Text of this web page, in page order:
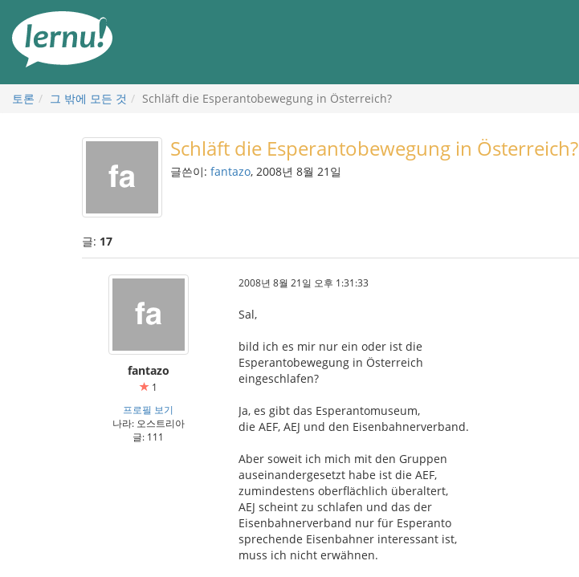
토론 그 밖에 모든 것 Schläft die Esperantobewegung in Österreich?
Schläft die Esperantobewegung in Österreich?
글쓴이: fantazo, 2008년 8월 21일
글: 17
fantazo
1
프로필 보기
나라: 오스트리아
글: 111
2008년 8월 21일 오후 1:31:33
Sal,
bild ich es mir nur ein oder ist die
Esperantobewegung in Österreich
eingeschlafen?
Ja, es gibt das Esperantomuseum,
die AEF, AEJ und den Eisenbahnerverband.
Aber soweit ich mich mit den Gruppen
auseinandergesetzt habe ist die AEF,
zumindestens oberflächlich überaltert,
AEJ scheint zu schlafen und das der
Eisenbahnerverband nur für Esperanto
sprechende Eisenbahner interessant ist,
muss ich nicht erwähnen.